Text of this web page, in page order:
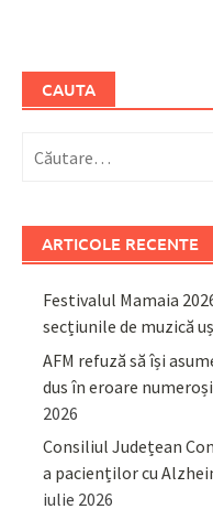
CAUTA
după:
ARTICOLE RECENTE
Festivalul Mamaia
secțiunile de muzică
AFM refuză să își
dus în eroare
2026
Consiliul Județean
a pacienților cu
iulie 2026